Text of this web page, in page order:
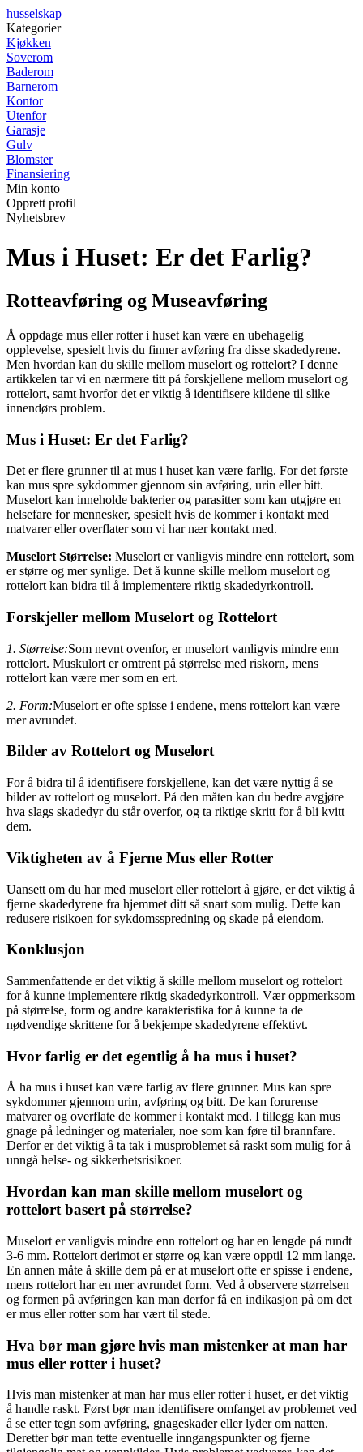
husselskap
Kategorier
Kjøkken
Soverom
Baderom
Barnerom
Kontor
Utenfor
Garasje
Gulv
Blomster
Finansiering
Min konto
Opprett profil
Nyhetsbrev
Mus i Huset: Er det Farlig?
Rotteavføring og Museavføring
Å oppdage mus eller rotter i huset kan være en ubehagelig
opplevelse, spesielt hvis du finner avføring fra disse skadedyrene.
Men hvordan kan du skille mellom muselort og rottelort? I denne
artikkelen tar vi en nærmere titt på forskjellene mellom muselort og
rottelort, samt hvorfor det er viktig å identifisere kildene til slike
innendørs problem.
Mus i Huset: Er det Farlig?
Det er flere grunner til at mus i huset kan være farlig. For det første
kan mus spre sykdommer gjennom sin avføring, urin eller bitt.
Muselort kan inneholde bakterier og parasitter som kan utgjøre en
helsefare for mennesker, spesielt hvis de kommer i kontakt med
matvarer eller overflater som vi har nær kontakt med.
Muselort Størrelse: Muselort er vanligvis mindre enn rottelort, som
er større og mer synlige. Det å kunne skille mellom muselort og
rottelort kan bidra til å implementere riktig skadedyrkontroll.
Forskjeller mellom Muselort og Rottelort
1. Størrelse:Som nevnt ovenfor, er muselort vanligvis mindre enn
rottelort. Muskulort er omtrent på størrelse med riskorn, mens
rottelort kan være mer som en ert.
2. Form:Muselort er ofte spisse i endene, mens rottelort kan være
mer avrundet.
Bilder av Rottelort og Muselort
For å bidra til å identifisere forskjellene, kan det være nyttig å se
bilder av rottelort og muselort. På den måten kan du bedre avgjøre
hva slags skadedyr du står overfor, og ta riktige skritt for å bli kvitt
dem.
Viktigheten av å Fjerne Mus eller Rotter
Uansett om du har med muselort eller rottelort å gjøre, er det viktig å
fjerne skadedyrene fra hjemmet ditt så snart som mulig. Dette kan
redusere risikoen for sykdomsspredning og skade på eiendom.
Konklusjon
Sammenfattende er det viktig å skille mellom muselort og rottelort
for å kunne implementere riktig skadedyrkontroll. Vær oppmerksom
på størrelse, form og andre karakteristika for å kunne ta de
nødvendige skrittene for å bekjempe skadedyrene effektivt.
Hvor farlig er det egentlig å ha mus i huset?
Å ha mus i huset kan være farlig av flere grunner. Mus kan spre
sykdommer gjennom urin, avføring og bitt. De kan forurense
matvarer og overflate de kommer i kontakt med. I tillegg kan mus
gnage på ledninger og materialer, noe som kan føre til brannfare.
Derfor er det viktig å ta tak i musproblemet så raskt som mulig for å
unngå helse- og sikkerhetsrisikoer.
Hvordan kan man skille mellom muselort og
rottelort basert på størrelse?
Muselort er vanligvis mindre enn rottelort og har en lengde på rundt
3-6 mm. Rottelort derimot er større og kan være opptil 12 mm lange.
En annen måte å skille dem på er at muselort ofte er spisse i endene,
mens rottelort har en mer avrundet form. Ved å observere størrelsen
og formen på avføringen kan man derfor få en indikasjon på om det
er mus eller rotter som har vært til stede.
Hva bør man gjøre hvis man mistenker at man har
mus eller rotter i huset?
Hvis man mistenker at man har mus eller rotter i huset, er det viktig
å handle raskt. Først bør man identifisere omfanget av problemet ved
å se etter tegn som avføring, gnageskader eller lyder om natten.
Deretter bør man tette eventuelle inngangspunkter og fjerne